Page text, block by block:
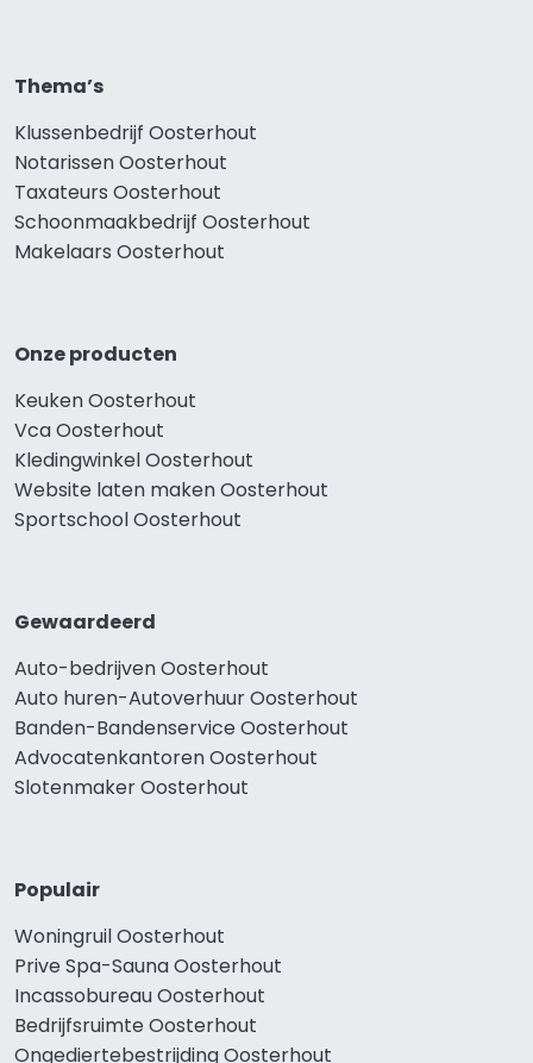
Thema’s
Klussenbedrijf Oosterhout
Notarissen Oosterhout
Taxateurs Oosterhout
Schoonmaakbedrijf Oosterhout
Makelaars Oosterhout
Onze producten
Keuken Oosterhout
Vca Oosterhout
Kledingwinkel Oosterhout
Website laten maken Oosterhout
Sportschool Oosterhout
Gewaardeerd
Auto-bedrijven Oosterhout
Auto huren-Autoverhuur Oosterhout
Banden-Bandenservice Oosterhout
Advocatenkantoren Oosterhout
Slotenmaker Oosterhout
Populair
Woningruil Oosterhout
Prive Spa-Sauna Oosterhout
Incassobureau Oosterhout
Bedrijfsruimte Oosterhout
Ongediertebestrijding Oosterhout